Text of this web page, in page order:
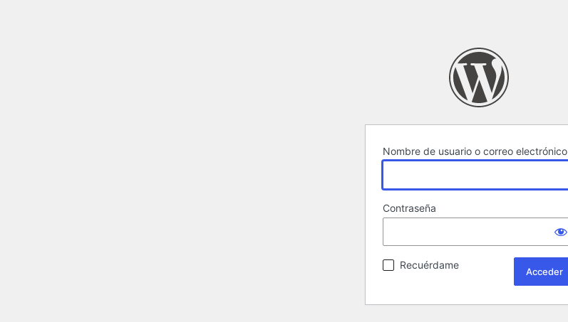
Nombre de usuario o correo electrónico
Contraseña
Recuérdame